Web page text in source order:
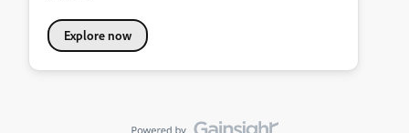
Explore now